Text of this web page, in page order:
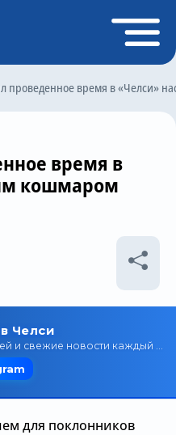
проведенное время в «Челси»
время в
кошмаром
для поклонников